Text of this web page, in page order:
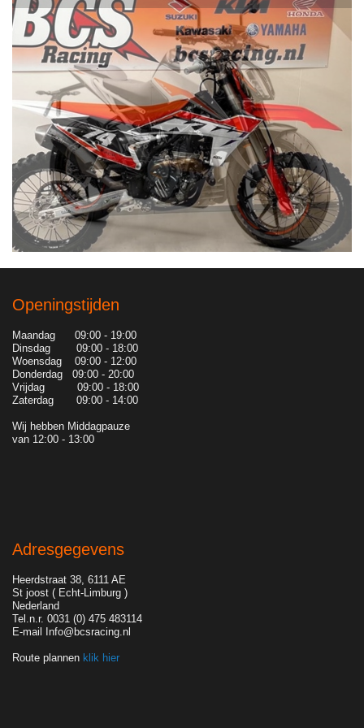
Openingstijden
Maandag 09:00 - 19:00
Dinsdag 09:00 - 18:00
Woensdag 09:00 - 12:00
Donderdag 09:00 - 20:00
Vrijdag 09:00 - 18:00
Zaterdag 09:00 - 14:00
Wij hebben Middagpauze
van 12:00 - 13:00
Adresgegevens
Heerdstraat 38, 6111 AE
St joost ( Echt-Limburg )
Nederland
Tel.n.r. 0031 (0) 475 483114
E-mail Info@bcsracing.nl
Route plannen klik hier